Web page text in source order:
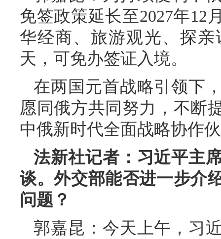
免签政策延长至2027年12
华经商、旅游观光、探
天，可免办签证入境。
在两国元首战略引领下
愿同俄方共同努力，不断
中俄新时代全面战略协作
法新社记者：习近平主
谈。外交部能否进一步介
问题？
郭嘉昆：今天上午，习